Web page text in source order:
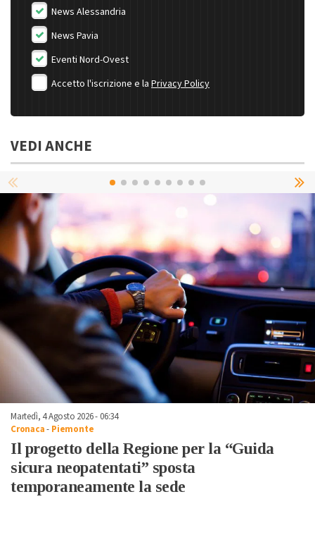
News Alessandria
News Pavia
Eventi Nord-Ovest
Accetto l'iscrizione e la Privacy Policy
VEDI ANCHE
Martedì, 4 Agosto 2026 - 06:34
Cronaca- Piemonte
Il progetto della Regione per la “Guida
sicura neopatentati” sposta
temporaneamente la sede